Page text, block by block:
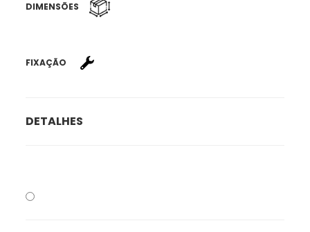
DIMENSÕES
FIXAÇÃO
DETALHES